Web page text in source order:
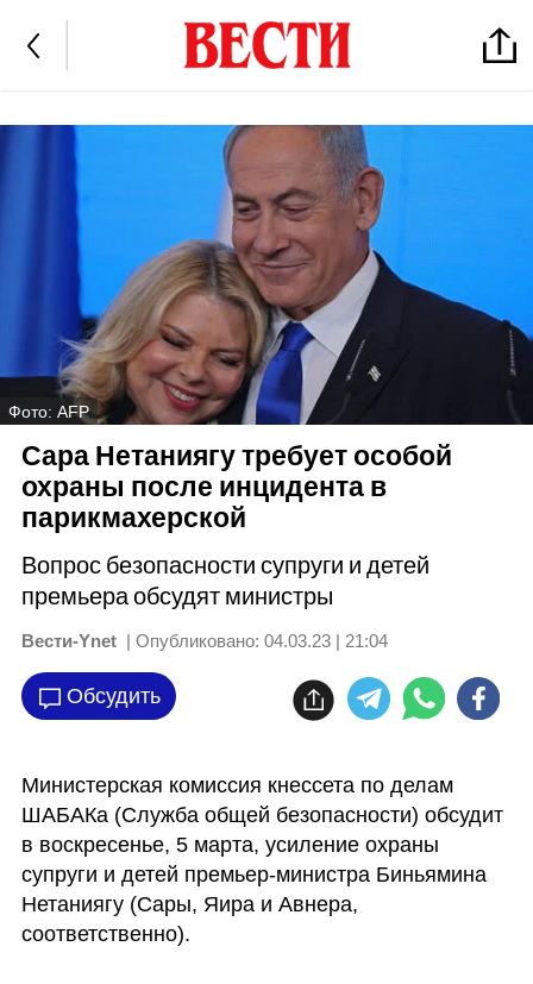
Фото: AFP
Сара Нетаниягу требует особой
охраны после инцидента в
парикмахерской
Вопрос безопасности супруги и детей
премьера обсудят министры
Вести-Ynet | Опубликовано: 04.03.23 | 21:04
Обсудить
Министерская комиссия кнессета по делам
ШАБАКа (Служба общей безопасности) обсудит
в воскресенье, 5 марта, усиление охраны
супруги и детей премьер-министра Биньямина
Нетаниягу (Сары, Яира и Авнера,
соответственно).